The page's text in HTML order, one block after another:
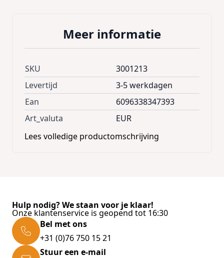
Meer informatie
SKU
3001213
Levertijd
3-5 werkdagen
Ean
6096338347393
Art_valuta
EUR
Lees volledige productomschrijving
Hulp nodig? We staan voor je klaar!
Onze klantenservice is geopend tot 16:30
Bel met ons
+31 (0)76 750 15 21
Stuur een e-mail